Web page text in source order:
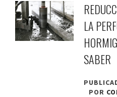
LA
SABER
POR